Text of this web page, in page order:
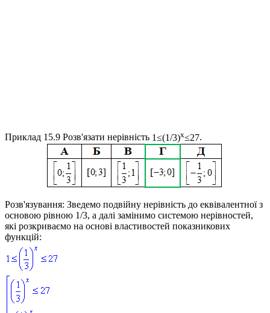
Приклад 15.9 Розв'язати нерівність 1≤(1/3)x≤27.
Розв'язування: Зведемо подвійну нерівність до еквівалентної з
основою рівною 1/3, а далі замінимо системою нерівностей,
які розкриваємо на основі властивостей показникових
функцій: